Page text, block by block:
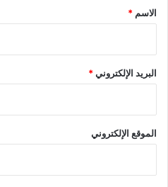
*
الاسم *
البريد الإلكتروني*
الموقع الإلكتروني